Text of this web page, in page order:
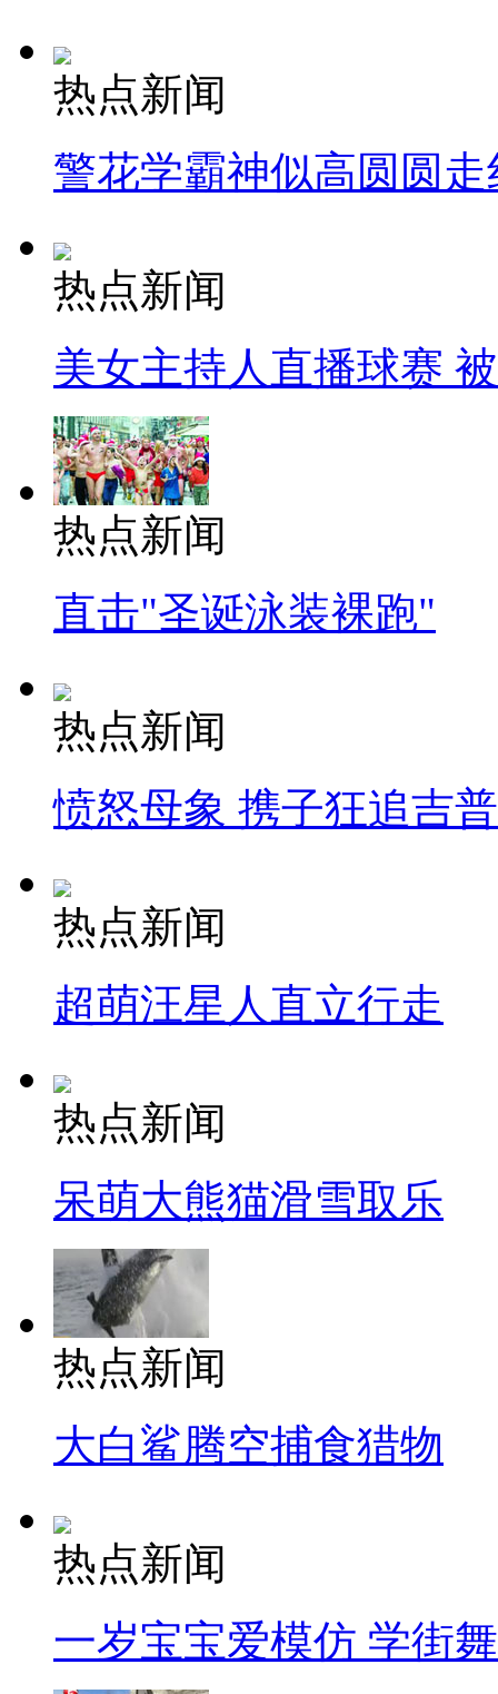
热点新闻
警花学霸神似高圆圆走
热点新闻
美女主持人直播球赛
热点新闻
直击"圣诞泳装裸跑"
热点新闻
愤怒母象 携子狂追吉
热点新闻
超萌汪星人直立行走
热点新闻
呆萌大熊猫滑雪取乐
热点新闻
大白鲨腾空捕食猎物
热点新闻
一岁宝宝爱模仿 学街